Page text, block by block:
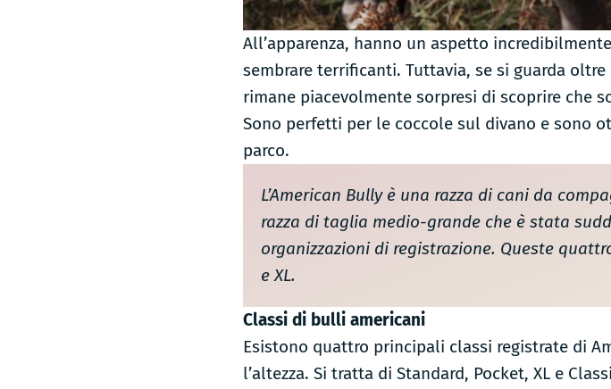
All’apparenza, hanno un aspetto
sembrare terrificanti. Tuttavia, se si guarda
rimane piacevolmente sorpresi di scoprire che
Sono perfetti per le coccole sul divano e sono
parco.
L’American Bully è una razza di cani da
razza di taglia medio-grande che è stata
organizzazioni di registrazione. Queste
e XL.
Classi di bulli americani
Esistono quattro principali classi registrate di
l’altezza. Si tratta di Standard, Pocket, XL e